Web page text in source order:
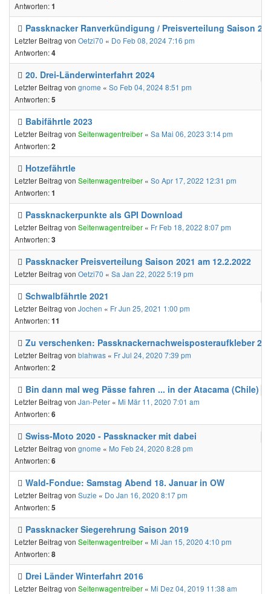
Antworten:1
Passknacker Ranverkündigung / Preisverteilung Saison
Letzter Beitrag von Oetzi70 « Do Feb 08, 2024 7:16 pm
Antworten:4
20. Drei-Länderwinterfahrt 2024
Letzter Beitrag von gnome « So Feb 04, 2024 8:51 pm
Antworten:5
Babifährtle 2023
Letzter Beitrag von Seitenwagentreiber « Sa Mai 06, 2023 3:14 pm
Antworten:2
Hotzefährtle
Letzter Beitrag von Seitenwagentreiber « So Apr 17, 2022 12:31 pm
Antworten:1
Passknackerpunkte als GPI Download
Letzter Beitrag von Seitenwagentreiber « Fr Feb 18, 2022 8:07 pm
Antworten:3
Passknacker Preisverteilung Saison 2021 am 12.2.2022
Letzter Beitrag von Oetzi70 « Sa Jan 22, 2022 5:19 pm
Schwalbfährtle 2021
Letzter Beitrag von Jochen « Fr Jun 25, 2021 1:00 pm
Antworten:11
Zu verschenken: Passknackernachweisposteraufkleber
Letzter Beitrag von blahwas « Fr Jul 24, 2020 7:39 pm
Antworten:2
Bin dann mal weg Pässe fahren ... in der Atacama (Chile)
Letzter Beitrag von Jan-Peter « Mi Mär 11, 2020 7:01 am
Antworten:6
Swiss-Moto 2020 - Passknacker mit dabei
Letzter Beitrag von gnome « Mo Feb 24, 2020 8:28 pm
Antworten:6
Wald-Fondue: Samstag Abend 18. Januar in OW
Letzter Beitrag von Suzie « Do Jan 16, 2020 8:17 pm
Antworten:5
Passknacker Siegerehrung Saison 2019
Letzter Beitrag von Seitenwagentreiber « Mi Jan 15, 2020 4:10 pm
Antworten:8
Drei Länder Winterfahrt 2016
Letzter Beitrag von Seitenwagentreiber « Mi Dez 04, 2019 11:38 am